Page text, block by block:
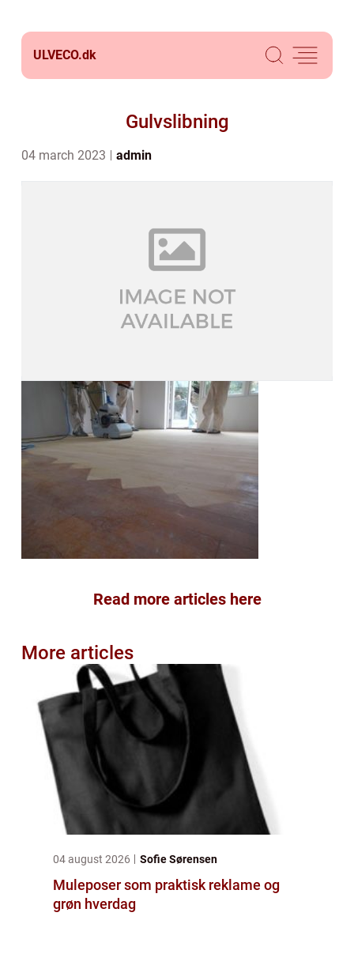
ULVECO.dk
Gulvslibning
04 march 2023 admin
Read more articles here
More articles
04 august 2026 Sofie Sørensen
Muleposer som praktisk reklame og
grøn hverdag